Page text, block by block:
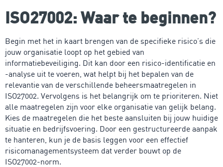
ISO27002: Waar te beginnen?
Begin met het in kaart brengen van de specifieke risico’s die
jouw organisatie loopt op het gebied van
informatiebeveiliging. Dit kan door een risico-identificatie en
-analyse uit te voeren, wat helpt bij het bepalen van de
relevantie van de verschillende beheersmaatregelen in
ISO27002. Vervolgens is het belangrijk om te prioriteren. Niet
alle maatregelen zijn voor elke organisatie van gelijk belang.
Kies de maatregelen die het beste aansluiten bij jouw huidige
situatie en bedrijfsvoering. Door een gestructureerde aanpak
te hanteren, kun je de basis leggen voor een effectief
risicomanagementsysteem dat verder bouwt op de
ISO27002-norm.